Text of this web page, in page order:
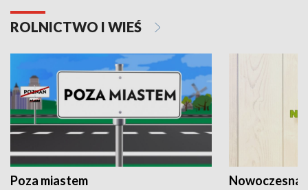
ROLNICTWO I WIEŚ
Poza miastem Nowoczesna